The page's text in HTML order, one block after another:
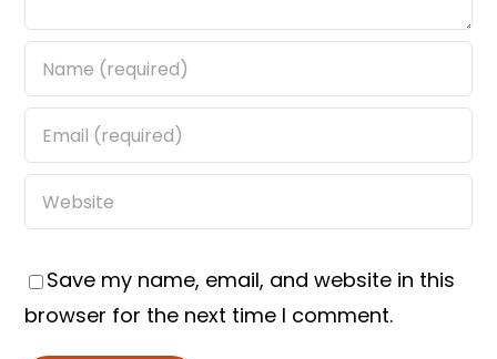
Save my name, email, and website in this
browser for the next time I comment.